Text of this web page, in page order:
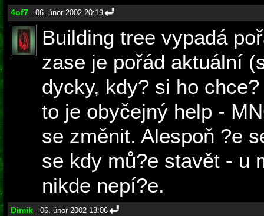
4of7 - 06. únor 2002 20:19
Building tree vypadá
zase je pořád aktuální
dycky, kdy? si ho
to je obyčejný help -
se změnit. Alespoň ?e
se kdy mů?e stavět - u
nikde nepí?e.
Dimik - 06. únor 2002 13:06